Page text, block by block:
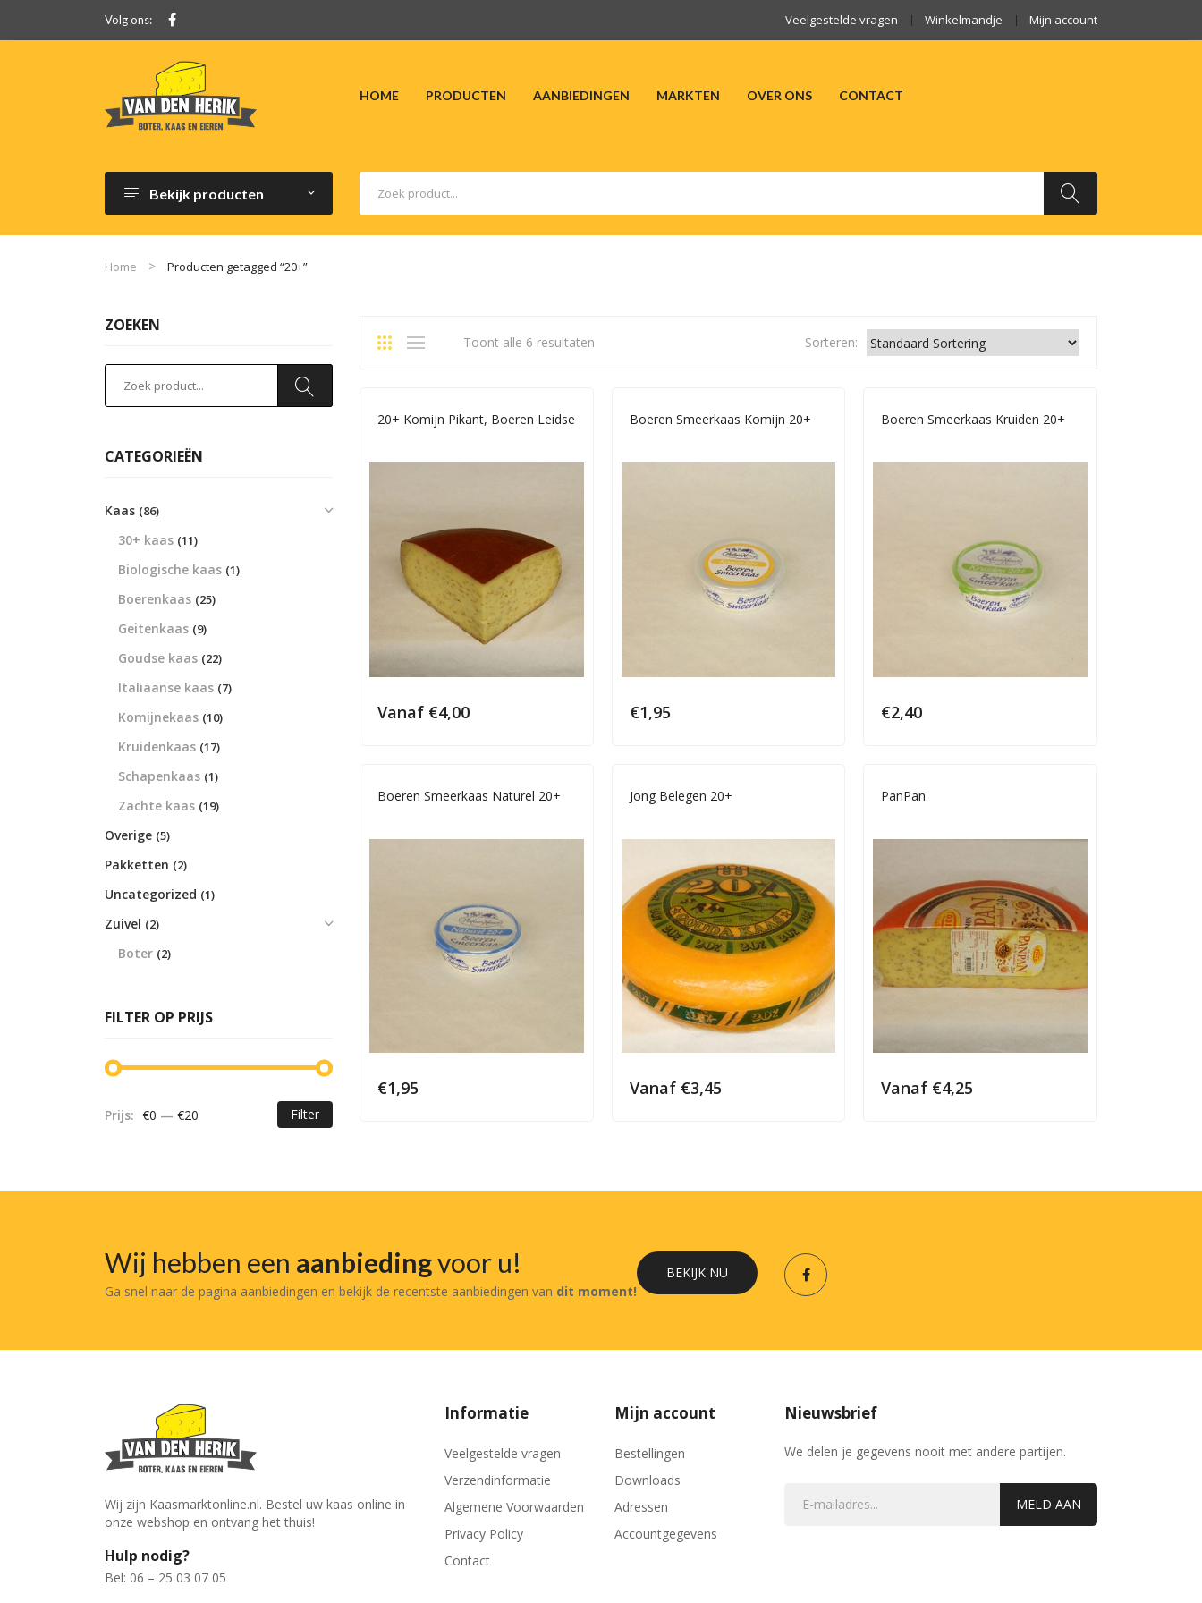
Volg ons: Veelgestelde vragen Winkelmandje Mijn account
HOME PRODUCTEN AANBIEDINGEN MARKTEN OVER ONS CONTACT
Bekijk producten
Home Producten getagged “20+”
Toont alle 6 resultaten Sorteren:
20+ Komijn Pikant, Boeren Leidse
Vanaf €4,00
Boeren Smeerkaas Komijn 20+
€1,95
Boeren Smeerkaas Kruiden 20+
€2,40
Boeren Smeerkaas Naturel 20+
€1,95
Jong Belegen 20+
Vanaf €3,45
PanPan
Vanaf €4,25
ZOEKEN
CATEGORIEËN
Kaas (86)
30+ kaas (11)
Biologische kaas (1)
Boerenkaas (25)
Geitenkaas (9)
Goudse kaas (22)
Italiaanse kaas (7)
Komijnekaas (10)
Kruidenkaas (17)
Schapenkaas (1)
Zachte kaas (19)
Overige (5)
Pakketten (2)
Uncategorized (1)
Zuivel (2)
Boter (2)
FILTER OP PRIJS
Filter
Prijs: €0 — €20
Wij hebben een aanbiedingvoor u!
Ga snel naar de pagina aanbiedingen en bekijk de recentste aanbiedingen van dit moment!
BEKIJK NU
Wij zijn Kaasmarktonline.nl. Bestel uw kaas online in
onze webshop en ontvang het thuis!
Hulp nodig?
Bel: 06 – 25 03 07 05
Informatie
Veelgestelde vragen
Verzendinformatie
Algemene Voorwaarden
Privacy Policy
Contact
Mijn account
Bestellingen
Downloads
Adressen
Accountgegevens
Nieuwsbrief
We delen je gegevens nooit met andere partijen.
MELD AAN